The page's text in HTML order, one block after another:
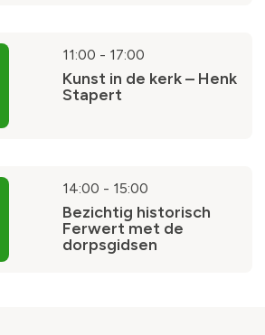
11:00 - 17:00
Kunst in de kerk – Henk
Stapert
14:00 - 15:00
Bezichtig historisch
Ferwert met de
dorpsgidsen